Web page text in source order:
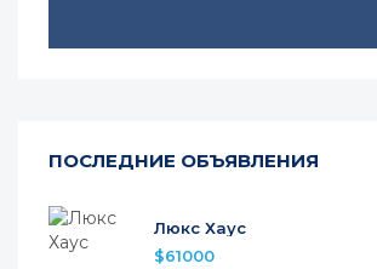
ПОСЛЕДНИЕ ОБЪЯВЛЕНИЯ
Люкс Хаус
$61000